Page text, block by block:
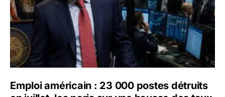
Emploi américain : 23 000 postes détruits